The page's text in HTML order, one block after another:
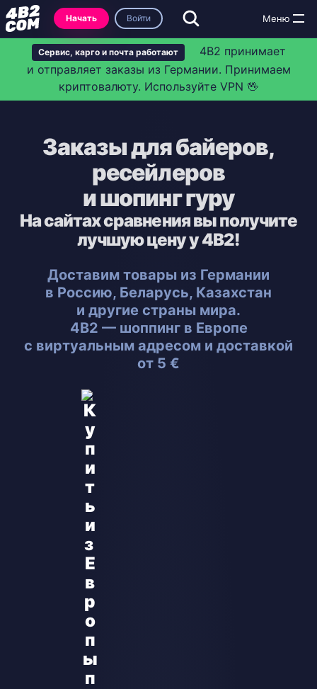
Сервис, карго и почта работают
4B2 принимает
и отправляет заказы из Германии. Принимаем
криптовалюту. Используйте VPN 🖖
Начать Войти
Заказы для байеров,
ресейлеров
и шопинг гуру
На сайтах сравнения вы получите
лучшую цену у 4B2!
Доставим товары из Германии
в Россию, Беларусь, Казахстан
и другие страны мира.
4B2 — шоппинг в Европе
с виртуальным адресом и доставкой
от 5 €